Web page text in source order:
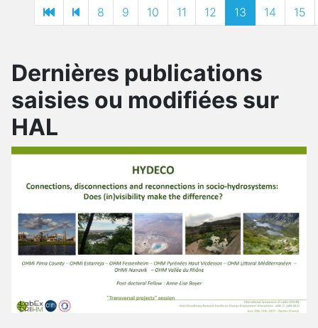
8 9 10 11 12 13 14 15
Dernières publications
saisies ou modifiées sur
HAL